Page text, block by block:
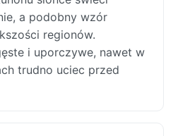
a podobny wzór
regionów.
i uporczywe, nawet w
trudno uciec przed